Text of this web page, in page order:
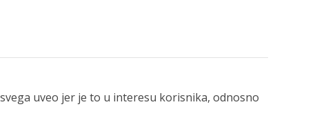
uveo jer je to u interesu korisnika, odnosno